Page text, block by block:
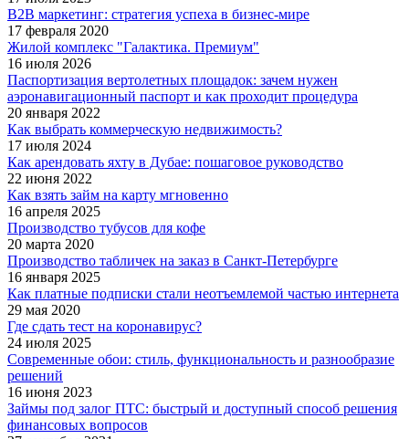
B2B маркетинг: стратегия успеха в бизнес-мире
17 февраля 2020
Жилой комплекс "Галактика. Премиум"
16 июля 2026
Паспортизация вертолетных площадок: зачем нужен
аэронавигационный паспорт и как проходит процедура
20 января 2022
Как выбрать коммерческую недвижимость?
17 июля 2024
Как арендовать яхту в Дубае: пошаговое руководство
22 июня 2022
Как взять займ на карту мгновенно
16 апреля 2025
Производство тубусов для кофе
20 марта 2020
Производство табличек на заказ в Санкт-Петербурге
16 января 2025
Как платные подписки стали неотъемлемой частью интернета
29 мая 2020
Где сдать тест на коронавирус?
24 июля 2025
Современные обои: стиль, функциональность и разнообразие
решений
16 июня 2023
Займы под залог ПТС: быстрый и доступный способ решения
финансовых вопросов